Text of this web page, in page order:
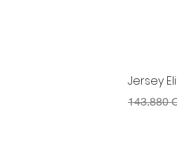
Jersey
Precio
143.880